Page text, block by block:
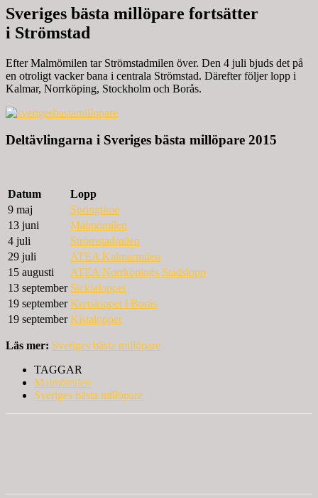
Sveriges bästa millöpare fortsätter
i Strömstad
Efter Malmömilen tar Strömstadmilen över. Den 4 juli bjuds det på
en otroligt vacker bana i centrala Strömstad. Därefter följer lopp i
Kalmar, Norrköping, Stockholm och Borås.
Deltävlingarna i Sveriges bästa millöpare 2015
Datum
Lopp
9 maj
Springtime
13 juni
Malmömilen
4 juli
Strömstadmilen
29 juli
ATEA Kalmarmilen
15 augusti
ATEA Norrköpings Stadslopp
13 september Sicklaloppet
19 september Kretsloppet i Borås
19 september Kistaloppet
Läs mer: Sveriges bästa millöpare
TAGGAR
Malmömilen
Sveriges bästa millöpare